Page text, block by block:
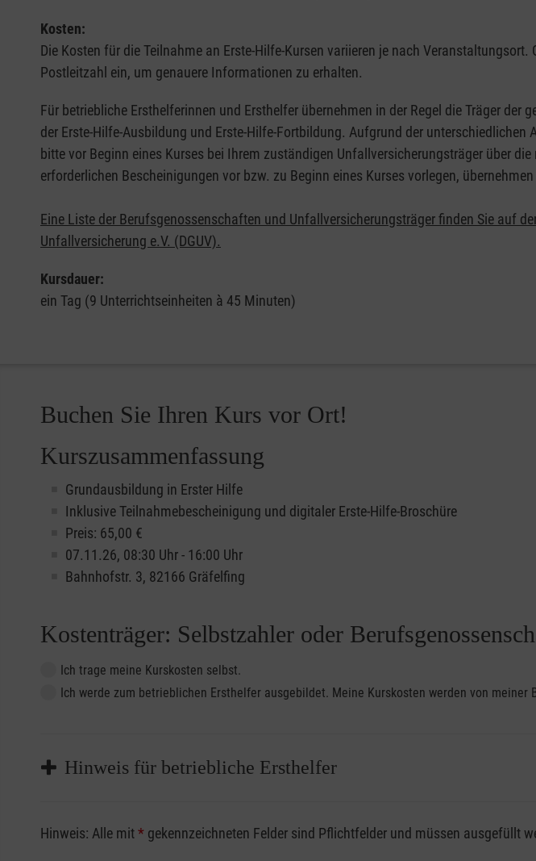
Kosten:
Die Kosten für die Teilnahme an Erste-Hilfe-Kursen variieren je nach Veranstaltungsort.
Postleitzahl ein, um genauere Informationen zu erhalten.
Für betriebliche Ersthelferinnen und Ersthelfer übernehmen in der Regel die Träger der
der Erste-Hilfe-Ausbildung und Erste-Hilfe-Fortbildung. Aufgrund der unterschiedlichen
bitte vor Beginn eines Kurses bei Ihrem zuständigen Unfallversicherungsträger über
erforderlichen Bescheinigungen vor bzw. zu Beginn eines Kurses vorlegen,
Eine Liste der Berufsgenossenschaften und Unfallversicherungsträger finden Sie auf
Unfallversicherung e.V. (DGUV).
Kursdauer:
ein Tag (9 Unterrichtseinheiten à 45 Minuten)
Buchen Sie Ihren Kurs vor Ort!
Kurszusammenfassung
Grundausbildung in Erster Hilfe
Inklusive Teilnahmebescheinigung und digitaler Erste-Hilfe-Broschüre
Preis: 65,00 €
07.11.26, 08:30 Uhr - 16:00 Uhr
Bahnhofstr. 3, 82166 Gräfelfing
Kostenträger: Selbstzahler oder
Ich trage meine Kurskosten selbst.
Ich werde zum betrieblichen Ersthelfer ausgebildet. Meine Kurskosten werden von
Hinweis für betriebliche Ersthelfer
Sofern Sie ein Kostenübernahmeverfahren Ihrer Berufsgenossenschaft /
vorliegen müssen. Andernfalls erfolgt eine Abrechnung der vollen Kursgebühr als
Hinweis: Alle mit* gekennzeichneten Felder sind Pflichtfelder und müssen ausgefüllt